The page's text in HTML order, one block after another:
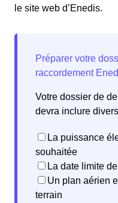
le site web d’Enedis.
Votre dossier de
devra inclure
La puissance
souhaitée
La date limite
Un plan aérien
terrain